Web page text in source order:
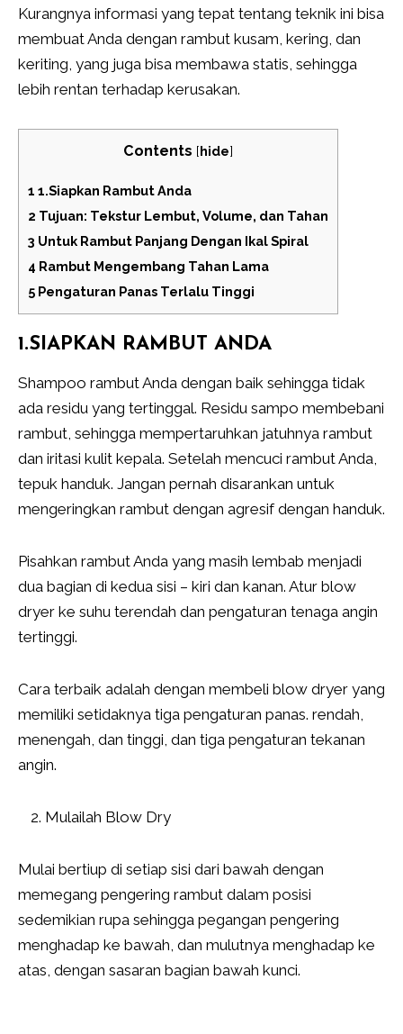
Kurangnya informasi yang tepat tentang teknik ini bisa
membuat Anda dengan rambut kusam, kering, dan
keriting, yang juga bisa membawa statis, sehingga
lebih rentan terhadap kerusakan.
Contents [hide]
1 1.Siapkan Rambut Anda
2 Tujuan: Tekstur Lembut, Volume, dan Tahan
3 Untuk Rambut Panjang Dengan Ikal Spiral
4 Rambut Mengembang Tahan Lama
5 Pengaturan Panas Terlalu Tinggi
1.SIAPKAN RAMBUT ANDA
Shampoo rambut Anda dengan baik sehingga tidak
ada residu yang tertinggal. Residu sampo membebani
rambut, sehingga mempertaruhkan jatuhnya rambut
dan iritasi kulit kepala. Setelah mencuci rambut Anda,
tepuk handuk. Jangan pernah disarankan untuk
mengeringkan rambut dengan agresif dengan handuk.
Pisahkan rambut Anda yang masih lembab menjadi
dua bagian di kedua sisi – kiri dan kanan. Atur blow
dryer ke suhu terendah dan pengaturan tenaga angin
tertinggi.
Cara terbaik adalah dengan membeli blow dryer yang
memiliki setidaknya tiga pengaturan panas. rendah,
menengah, dan tinggi, dan tiga pengaturan tekanan
angin.
Mulailah Blow Dry
Mulai bertiup di setiap sisi dari bawah dengan
memegang pengering rambut dalam posisi
sedemikian rupa sehingga pegangan pengering
menghadap ke bawah, dan mulutnya menghadap ke
atas, dengan sasaran bagian bawah kunci.